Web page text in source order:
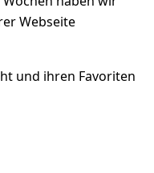
Webseite
und ihren Favoriten